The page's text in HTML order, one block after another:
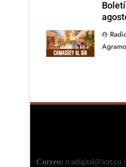
Correo: rcadigital@icrt.cu |